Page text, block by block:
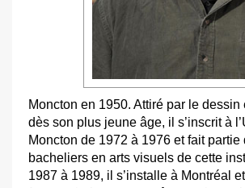
Moncton en 1950. Attiré par le dessin
dès son plus jeune âge, il s’inscrit à
Moncton de 1972 à 1976 et fait partie
bacheliers en arts visuels de cette
1987 à 1989, il s’installe à Montréal